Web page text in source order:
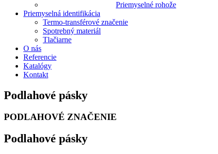
Priemyselné rohože
Priemyselná identifikácia
Termo-transférové značenie
Spotrebný materiál
Tlačiarne
O nás
Referencie
Katalógy
Kontakt
Podlahové pásky
PODLAHOVÉ ZNAČENIE
Podlahové pásky